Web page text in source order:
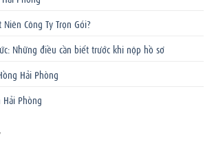
Công Ty Trọn Gói?
Những điều cần biết trước khi nộp hồ sơ
Hải Phòng
Hải Phòng